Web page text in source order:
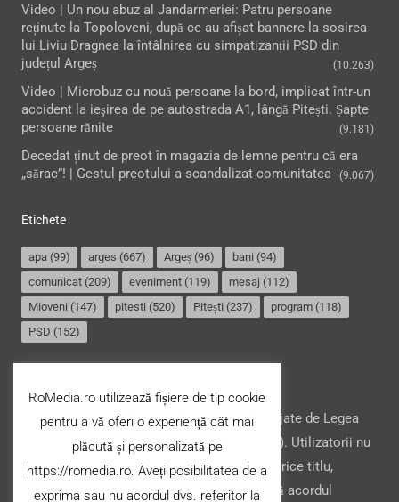
Video | Un nou abuz al Jandarmeriei: Patru persoane
reținute la Topoloveni, după ce au afișat bannere la sosirea
lui Liviu Dragnea la întâlnirea cu simpatizanții PSD din
județul Argeș
(10.263)
Video | Microbuz cu nouă persoane la bord, implicat într-un
accident la ieşirea de pe autostrada A1, lângă Pitești. Șapte
persoane rănite
(9.181)
Decedat ținut de preot în magazia de lemne pentru că era
„sărac”! | Gestul preotului a scandalizat comunitatea
(9.067)
Etichete
apa (99) arges (667) Argeș (96) bani (94)
comunicat (209) eveniment (119) mesaj (112)
Mioveni (147) pitesti (520) Pitești (237) program (118)
PSD (152)
Website-ul şi conţinutul acestuia, sunt protejate de Legea
drepturilor de autor din România (nr. 8/1996). Utilizatorii nu
pot copia, stoca, modifica ori transfera cu orice titlu,
conţinutul acestuia (parțial sau integral), fără acordul
RoMedia.ro utilizează fișiere de tip cookie
pentru a vă oferi o experiență cât mai
plăcută și personalizată pe
https://romedia.ro. Aveți posibilitatea de a
exprima sau nu acordul dvs. referitor la